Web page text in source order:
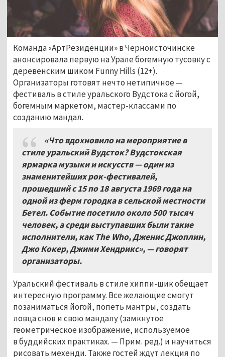
Команда «АртРезиденции» в Черноисточинске
анонсировала первую на Урале богемную тусовку с
деревенским шиком Funny Hills (12+).
Организаторы готовят нечто нетипичное —
фестиваль в стиле уральского Вудстока с йогой,
богемным маркетом, мастер-классами по
созданию мандал.
«Что вдохновило на мероприятие в
стиле уральский Вудсток? Вудстокская
ярмарка музыки и искусств — один из
знаменитейших рок-фестивалей,
прошедший с 15 по 18 августа 1969 года на
одной из ферм городка в сельской местности
Бетел. Событие посетило около 500 тысяч
человек, а среди выступавших были такие
исполнители, как The Who, Дженис Джоплин,
Джо Кокер, Джими Хендрикс», — говорят
организаторы.
Уральский фестиваль в стиле хиппи-шик обещает
интересную программу. Все желающие смогут
позаниматься йогой, попеть мантры, создать
ловца снов и свою мандалу (замкнутое
геометрическое изображение, используемое
в буддийских практиках. — Прим. ред.) и научиться
рисовать мехенди. Также гостей ждут лекция по